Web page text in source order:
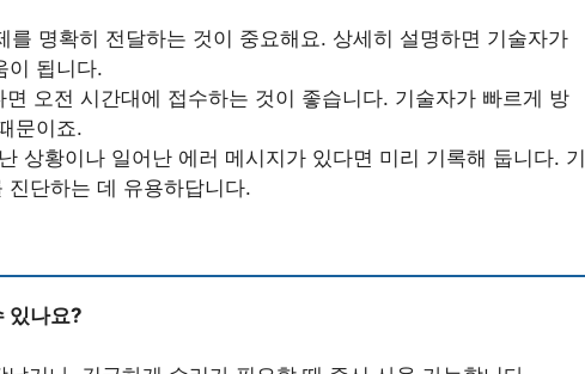
를 명확히 전달하는 것이 중요해요. 상세히 설명하면 기술자가
이 됩니다.
면 오전 시간대에 접수하는 것이 좋습니다. 기술자가 빠르게 방
문이죠.
상황이나 일어난 에러 메시지가 있다면 미리 기록해 둡니다. 기
단하는 데 유용하답니다.
있나요?